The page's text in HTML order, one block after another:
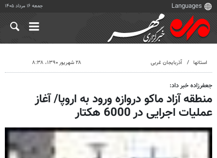
جمعه ۱۶ مرداد ۱۴۰۵
استانها آذربایجان غربی ۲۸ شهریور ۱۳۹۰، ۸:۳۸
جعفرزاده خبر داد:
منطقه آزاد ماکو دروازه ورود به اروپا/ آغاز
عملیات اجرایی در 6000 هکتار